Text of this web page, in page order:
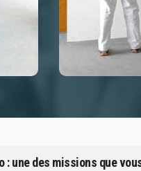
: une des missions que